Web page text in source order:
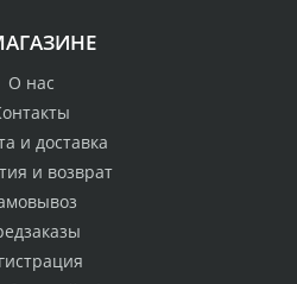
О нас
и доставка
и возврат